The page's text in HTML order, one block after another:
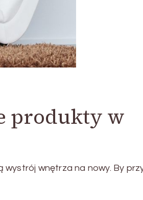
produkty w
wnętrza na nowy. By